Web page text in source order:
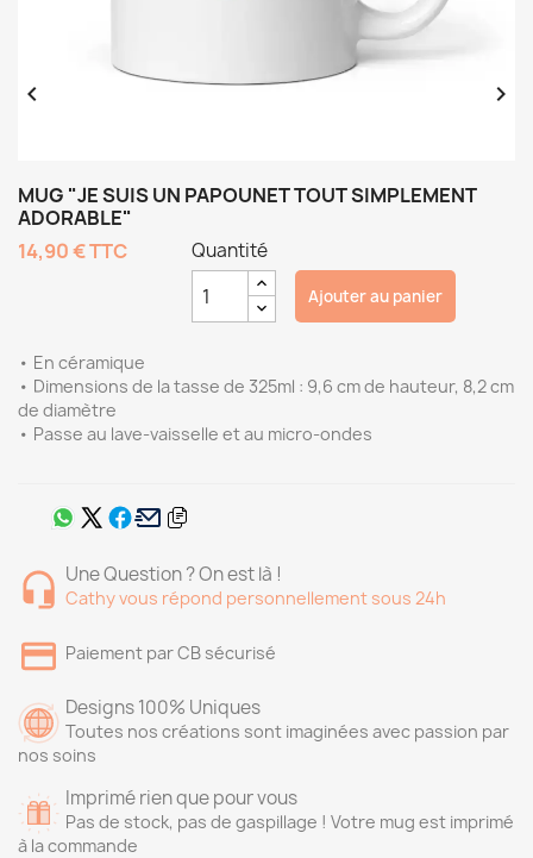
 
MUG "JE SUIS UN PAPOUNET TOUT SIMPLEMENT
ADORABLE"
14,90 €TTC
• En céramique
• Dimensions de la tasse de 325ml : 9,6 cm de hauteur, 8,2 cm
de diamètre
• Passe au lave-vaisselle et au micro-ondes
Quantité
Ajouter au panier
Une Question ? On est là !
Cathy vous répond personnellement sous 24h
Paiement par CB sécurisé
Designs 100% Uniques
Toutes nos créations sont imaginées avec passion par
nos soins
Imprimé rien que pour vous
Pas de stock, pas de gaspillage ! Votre mug est imprimé
à la commande